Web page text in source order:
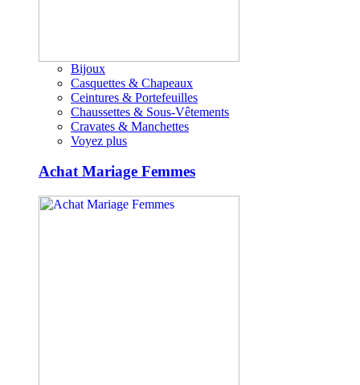
Bijoux
Casquettes & Chapeaux
Ceintures & Portefeuilles
Chaussettes & Sous-Vêtements
Cravates & Manchettes
Voyez plus
Achat Mariage Femmes